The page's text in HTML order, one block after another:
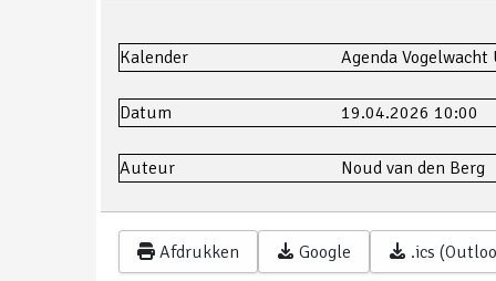
Kalender Agenda Vogelwacht
Datum 19.04.2026 10:00
Auteur Noud van den Berg
Afdrukken Google .ics